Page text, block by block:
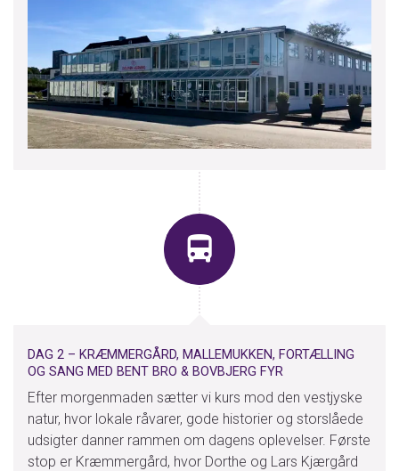
DAG 2 – KRÆMMERGÅRD, MALLEMUKKEN, FORTÆLLING
OG SANG MED BENT BRO & BOVBJERG FYR
Efter morgenmaden sætter vi kurs mod den vestjyske
natur, hvor lokale råvarer, gode historier og storslåede
udsigter danner rammen om dagens oplevelser. Første
stop er Kræmmergård, hvor Dorthe og Lars Kjærgård